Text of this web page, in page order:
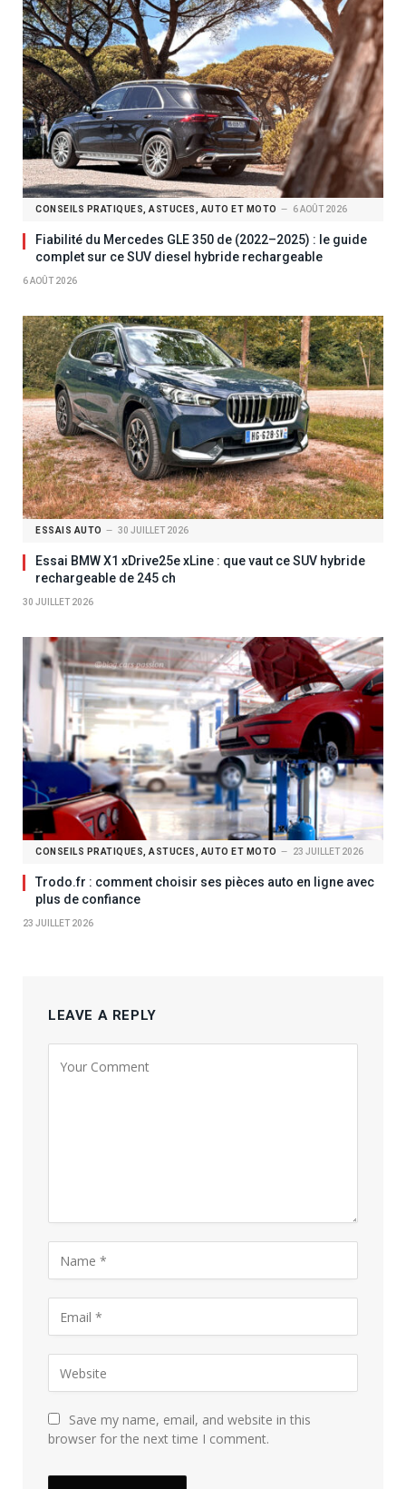
CONSEILS PRATIQUES, ASTUCES, AUTO ET MOTO 6 AOÛT 2026
Fiabilité du Mercedes GLE 350 de (2022–2025) : le guide
complet sur ce SUV diesel hybride rechargeable
6 AOÛT 2026
ESSAIS AUTO 30 JUILLET 2026
Essai BMW X1 xDrive25e xLine : que vaut ce SUV hybride
rechargeable de 245 ch
30 JUILLET 2026
CONSEILS PRATIQUES, ASTUCES, AUTO ET MOTO 23 JUILLET 2026
Trodo.fr : comment choisir ses pièces auto en ligne avec
plus de confiance
23 JUILLET 2026
LEAVE A REPLY
Save my name, email, and website in this
browser for the next time I comment.